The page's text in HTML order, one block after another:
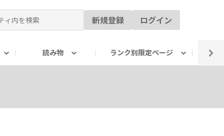
新規登録 ログイン
読み物 ランク別限定ページ